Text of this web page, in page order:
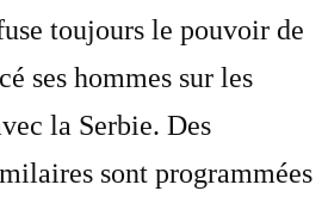
toujours le pouvoir de
ses hommes sur les
la Serbie. Des
sont programmées